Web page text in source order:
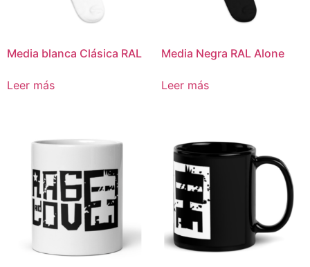
Media blanca Clásica RAL
Leer más
Media Negra RAL Alone
Leer más